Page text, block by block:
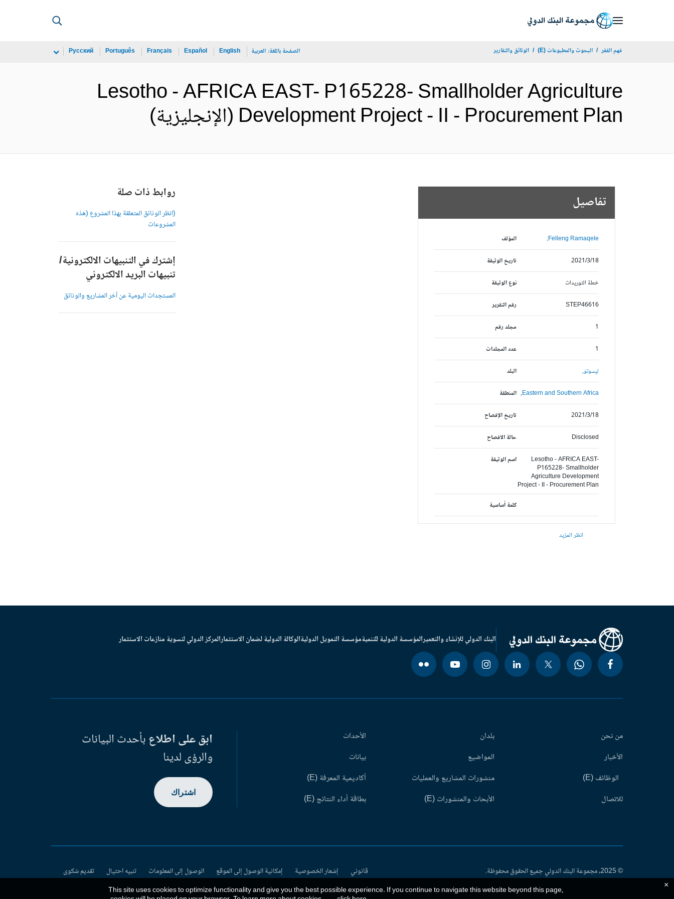
فهم الفقر البحوث والمطبوعات (E) الوثائق والتقارير الصفحة باللغة: العربية English
Español
Français
Português
Русский
Lesotho - AFRICA EAST- P165228- Smallholder Agriculture
Development Project - II - Procurement Plan (الإنجليزية)
تفاصيل
المؤلف Felleng Ramaqele;
تاريخ الوثيقة 2021/3/18
نوع الوثيقة خطة التوريدات
رقم التقرير STEP46616
مجلد رقم 1
عدد المجلدات 1
البلد ليسوتو,
المنطقة Eastern and Southern Africa,
تاريخ الإفصاح 2021/3/18
حالة الافصاح Disclosed
اسم الوثيقة
Lesotho - AFRICA EAST-
P165228- Smallholder
Agriculture Development
Project - II - Procurement Plan
كلمة أساسية
انظر المزيد
روابط ذات صلة
(انظر الوثائق المتعلقة بهذا المشروع (هذه
المشروعات
إشترك في التنبيهات الالكترونية/
تنبيهات البريد الالكتروني
المستجدات اليومية عن آخر المشاريع والوثائق
البنك الدولي للإنشاء والتعميرالمؤسسة الدولية للتنميةمؤسسة التمويل الدوليةالوكالة الدولية لضمان الاستثمارالمركز الدولي لتسوية منازعات الاستثمار
من نحن
الأخبار
الوظائف (E)
للاتصال
بلدان
المواضيع
منشورات المشاريع والعمليات
الأبحاث والمنشورات (E)
الأحداث
بيانات
أكاديمية المعرفة (E)
بطاقة أداء النتائج (E)
ابق على اطلاعبأحدث البيانات
والرؤى لدينا
اشتراك
© 2025، مجموعة البنك الدولي جميع الحقوق محفوظة. قانوني إشعار الخصوصية إمكانية الوصول إلى الموقع الوصول إلى المعلومات تنبيه احتيال
تقديم شكوى
This site uses cookies to optimize functionality and give you the best possible experience. If you continue to navigate this website beyond this page,
×